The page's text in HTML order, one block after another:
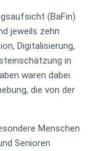
(BaFin)
jeweils zehn
Digitalisierung,
in
waren dabei.
die von der
Menschen
Senioren